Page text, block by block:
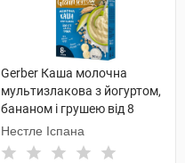
Gerber Каша молочна
мультизлакова з йогуртом,
бананом і грушею від 8
місяців 240 г 1 коробка
Нестле Іспана